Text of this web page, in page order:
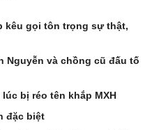
kêu gọi tôn trọng sự thật,
Nguyễn và chồng cũ đấu tố
bị réo tên khắp MXH
đặc biệt